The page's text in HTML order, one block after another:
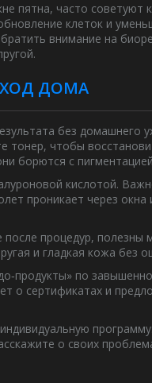
пятна, часто
клеток и
внимание на
ДОМА
без домашнего
тонер, чтобы
борются с
кислотой.
проникает через
после процедур,
и гладкая кожа без
по
о сертификатах и
о своих